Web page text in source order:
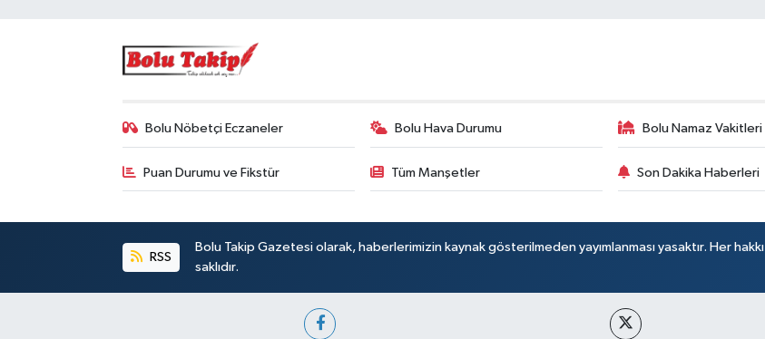
Bolu Nöbetçi Eczaneler Bolu Hava Durumu Bolu Namaz Vakitleri
Puan Durumu ve Fikstür Tüm Manşetler Son Dakika Haberleri
RSS
Bolu Takip Gazetesi olarak, haberlerimizin kaynak gösterilmeden yayımlanması yasaktır. Her hakkı
saklıdır.